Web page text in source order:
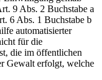
9 Abs. 2 Buchstabe a
6 Abs. 1 Buchstabe b
automatisierter
für die
die im öffentlichen
Gewalt erfolgt, welche